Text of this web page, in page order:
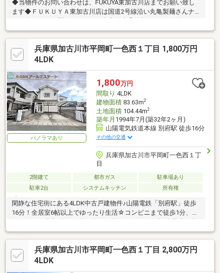
◆当物件のお問い合わせは、FUKUYA東加古川店までお願い致し
ます◆ＦＵＫＵＹＡ東加古川店は国道2号線沿い丸亀製麺さんナ
来店お待ちしております。●床暖房付き（詳細不明）●家具・調度
品は含まれません。
兵庫県加古川市平岡町一色西１丁目 1,800万円
4LDK
パノラマあり
1,800万円
間取り 4LDK
建物面積83.63m2
土地面積104.44m2
築年月 1994年7月(築32年2ヶ月)
山陽電気鉄道本線 別府駅 徒歩16分
その他の交通
兵庫県加古川市平岡町一色西１丁
目
2階建て 都市ガス
駐車場あり
駐車2台
システムキッチン 所有権
閑静な住宅街にある4LDK中古戸建物件♪山陽電鉄「別府駅」徒歩
16分！全居室6帖以上でゆったり生活☆コンビニまで徒歩1分、ス
兵庫県加古川市平岡町一色西１丁目 2,800万円
4LDK